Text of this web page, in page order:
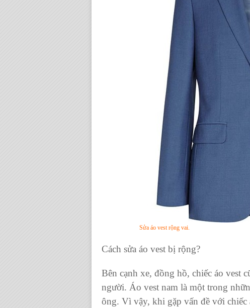
Sửa áo vest rộng vai.
Cách sửa áo vest bị rộng?
Bên cạnh xe, đồng hồ, chiếc áo vest
người. Áo vest nam là một trong
ông. Vì vậy, khi gặp vấn đề với chiếc